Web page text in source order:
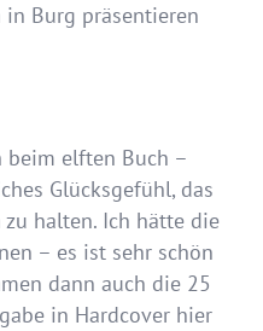
in Burg präsentieren
beim elften Buch –
Glücksgefühl, das
halten. Ich hätte die
– es ist sehr schön
dann auch die 25
in Hardcover hier